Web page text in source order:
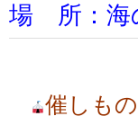
場 所：海
催しもの